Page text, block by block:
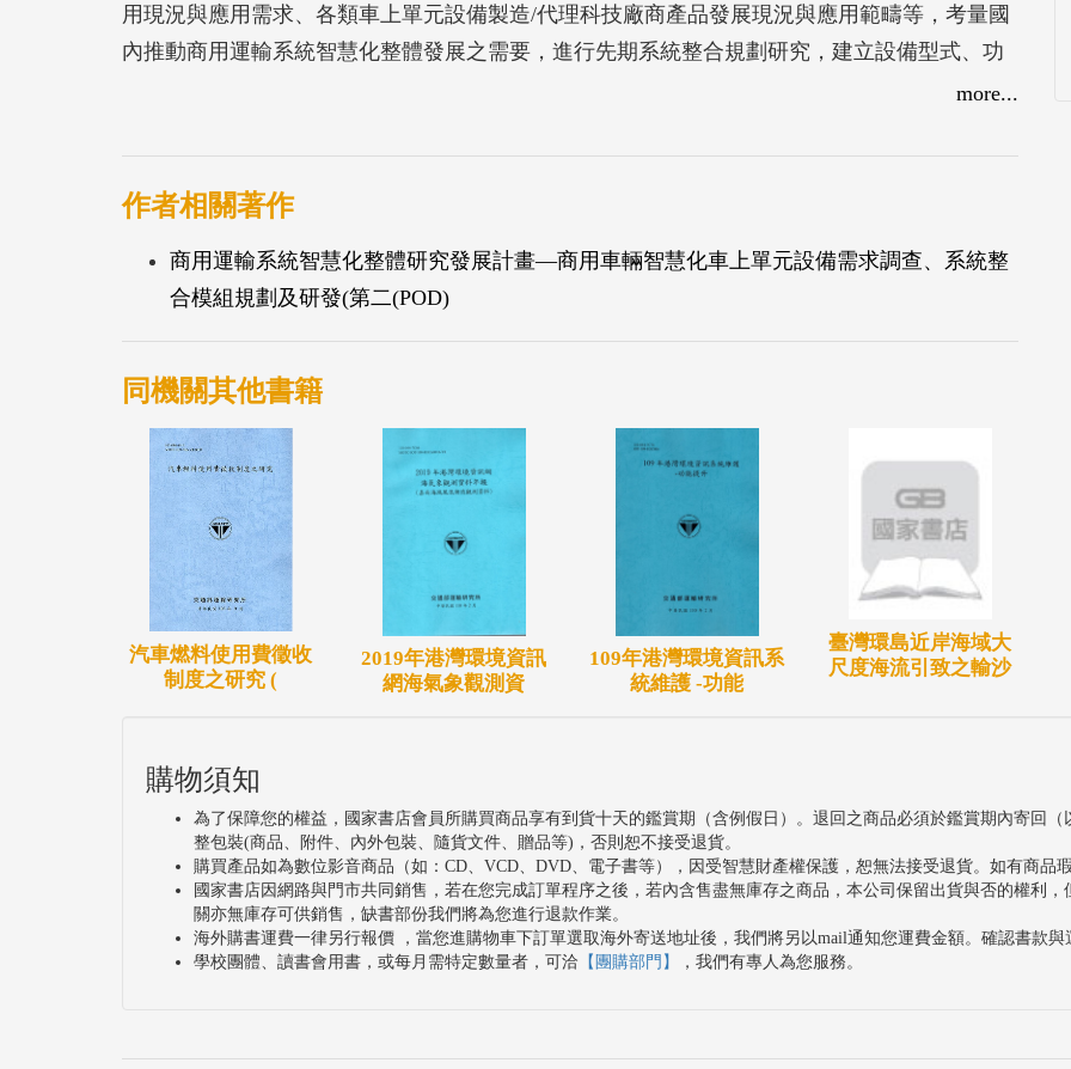
用現況與應用需求、各類車上單元設備製造/代理科技廠商產品發展現況與應用範疇等，考量國
內推動商用運輸系統智慧化整體發展之需要，進行先期系統整合規劃研究，建立設備型式、功
能規範及開發雛型設備，俾有助於「商用運具子系統」之建立及國內科技技術與設備廠商之整
第一年期業已完成現況回顧與需求調查，同時提出商用運輸車上單元之平台軟硬體架構，亦已
完
more...
作者相關著作
商用運輸系統智慧化整體研究發展計畫—商用車輛智慧化車上單元設備需求調查、系統整
合模組規劃及研發(第二(POD)
同機關其他書籍
汽車燃料使用費徵收
制度之研究 (
2019年港灣環境資訊
網海氣象觀測資
109年港灣環境資訊系
統維護 -功能
臺灣環島近岸海域大
尺度海流引致之輸沙
購物須知
為了保障您的權益，國家書店會員所購買商品享有到貨十天的鑑賞期（含例假日）。退回之商品必須於鑑賞期內寄回
整包裝(商品、附件、內外包裝、隨貨文件、贈品等)，否則恕不接受退貨。
購買產品如為數位影音商品（如：CD、VCD、DVD、電子書等），因受智慧財產權保護，恕無法接受退貨。如有商品
國家書店因網路與門市共同銷售，若在您完成訂單程序之後，若內含售盡無庫存之商品，本公司保留出貨與否的權利
關亦無庫存可供銷售，缺書部份我們將為您進行退款作業。
海外購書運費一律另行報價 ，當您進購物車下訂單選取海外寄送地址後，我們將另以mail通知您運費金額。確認書款
學校團體、讀書會用書，或每月需特定數量者，可洽 【團購部門】 ，我們有專人為您服務。